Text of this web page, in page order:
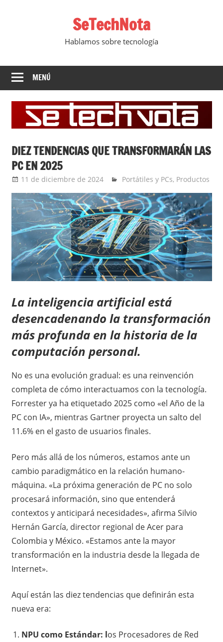
SeTechNota
Hablamos sobre tecnología
MENÚ
DIEZ TENDENCIAS QUE TRANSFORMARÁN LAS
PC EN 2025
11 de diciembre de 2024 Ernesto Herrera
Portátiles y PCs, Productos
La inteligencia artificial está
desencadenando la transformación
más profunda en la historia de la
computación personal.
No es una evolución gradual: es una reinvención
completa de cómo interactuamos con la tecnología.
Forrester ya ha etiquetado 2025 como «el Año de la
PC con IA», mientras Gartner proyecta un salto del
11.6% en el gasto de usuarios finales.
Pero más allá de los números, estamos ante un
cambio paradigmático en la relación humano-
máquina. «La próxima generación de PC no solo
procesará información, sino que entenderá
contextos y anticipará necesidades», afirma Silvio
Hernán García, director regional de Acer para
Colombia y México. «Estamos ante la mayor
transformación en la industria desde la llegada de
Internet».
Aquí están las diez tendencias que definirán esta
nueva era:
NPU como Estándar: los Procesadores de Red